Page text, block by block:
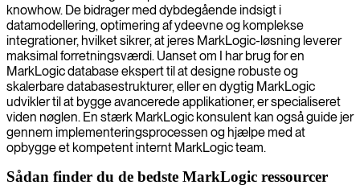
knowhow. De bidrager med dybdegående indsigt i
datamodellering, optimering af ydeevne og komplekse
integrationer, hvilket sikrer, at jeres MarkLogic-løsning leverer
maksimal forretningsværdi. Uanset om I har brug for en
MarkLogic database ekspert til at designe robuste og
skalerbare databasestrukturer, eller en dygtig MarkLogic
udvikler til at bygge avancerede applikationer, er specialiseret
viden nøglen. En stærk MarkLogic konsulent kan også guide jer
gennem implementeringsprocessen og hjælpe med at
opbygge et kompetent internt MarkLogic team.
Sådan finder du de bedste MarkLogic ressourcer